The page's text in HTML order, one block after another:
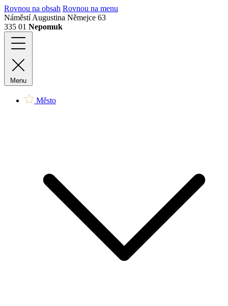
Rovnou na obsah Rovnou na menu
Náměstí Augustina Němejce 63
335 01 Nepomuk
Menu
Město